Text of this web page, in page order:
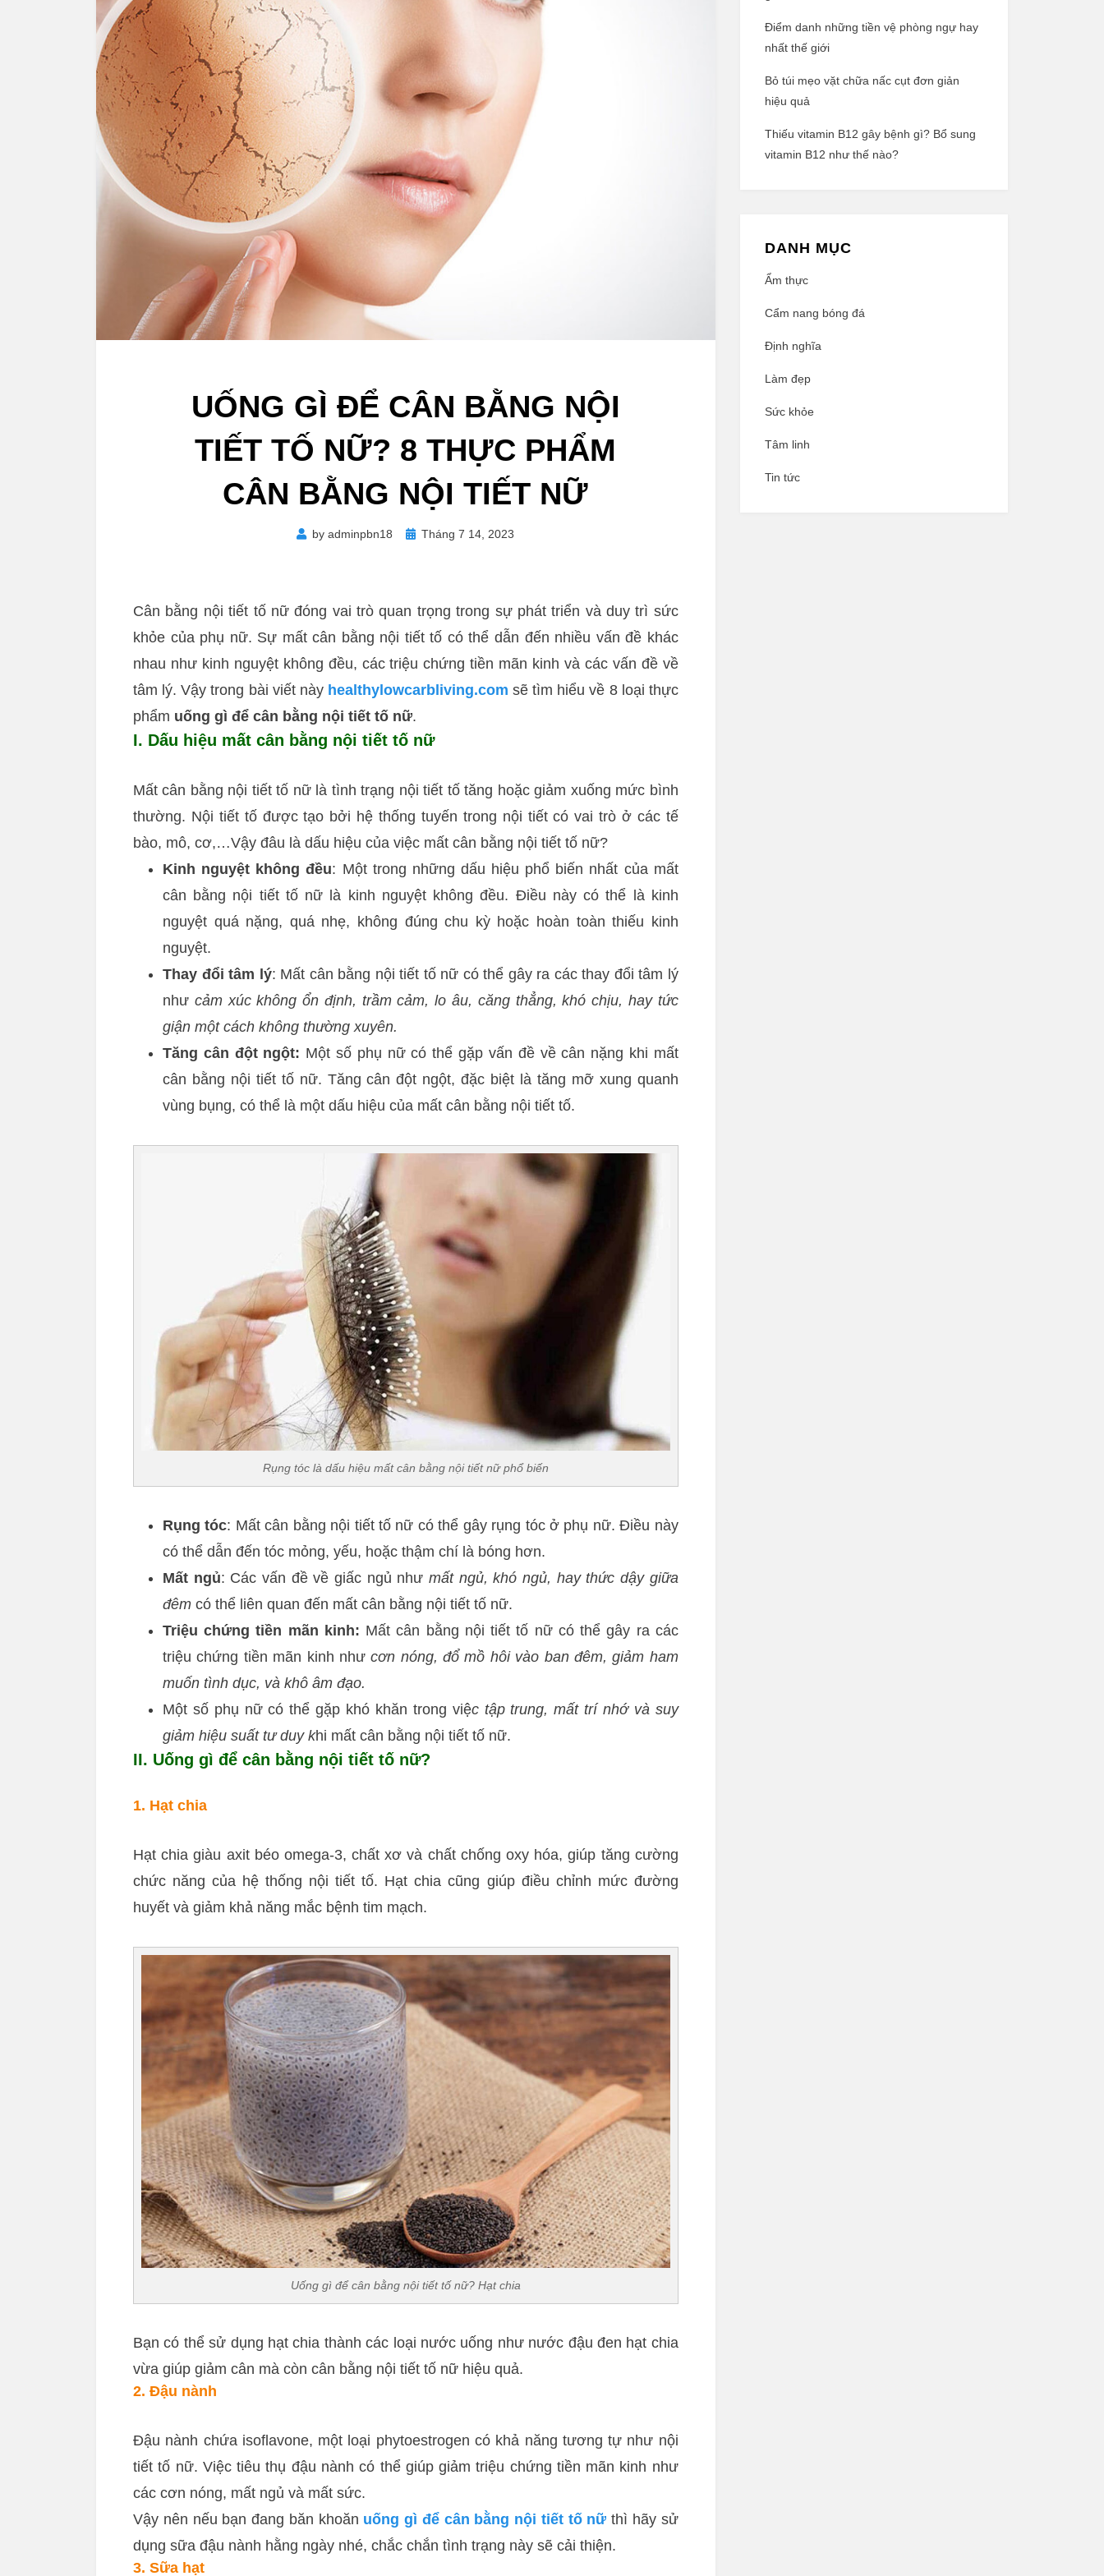
UỐNG GÌ ĐỂ CÂN BẰNG NỘI
TIẾT TỐ NỮ? 8 THỰC PHẨM
CÂN BẰNG NỘI TIẾT NỮ
byadminpbn18
Posted
Tháng 7 14, 2023
Cân bằng nội tiết tố nữ đóng vai trò quan trọng trong sự phát triển và duy trì sức
khỏe của phụ nữ. Sự mất cân bằng nội tiết tố có thể dẫn đến nhiều vấn đề khác
nhau như kinh nguyệt không đều, các triệu chứng tiền mãn kinh và các vấn đề về
tâm lý. Vậy trong bài viết này healthylowcarbliving.com sẽ tìm hiểu về 8 loại thực
phẩm uống gì để cân bằng nội tiết tố nữ.
I. Dấu hiệu mất cân bằng nội tiết tố nữ
Mất cân bằng nội tiết tố nữ là tình trạng nội tiết tố tăng hoặc giảm xuống mức bình
thường. Nội tiết tố được tạo bởi hệ thống tuyến trong nội tiết có vai trò ở các tế
bào, mô, cơ,…Vậy đâu là dấu hiệu của việc mất cân bằng nội tiết tố nữ?
Kinh nguyệt không đều: Một trong những dấu hiệu phổ biến nhất của mất
cân bằng nội tiết tố nữ là kinh nguyệt không đều. Điều này có thể là kinh
nguyệt quá nặng, quá nhẹ, không đúng chu kỳ hoặc hoàn toàn thiếu kinh
nguyệt.
Thay đổi tâm lý: Mất cân bằng nội tiết tố nữ có thể gây ra các thay đổi tâm lý
như cảm xúc không ổn định, trầm cảm, lo âu, căng thẳng, khó chịu, hay tức
giận một cách không thường xuyên.
Tăng cân đột ngột: Một số phụ nữ có thể gặp vấn đề về cân nặng khi mất
cân bằng nội tiết tố nữ. Tăng cân đột ngột, đặc biệt là tăng mỡ xung quanh
vùng bụng, có thể là một dấu hiệu của mất cân bằng nội tiết tố.
Rụng tóc là dấu hiệu mất cân bằng nội tiết nữ phổ biến
Rụng tóc: Mất cân bằng nội tiết tố nữ có thể gây rụng tóc ở phụ nữ. Điều này
có thể dẫn đến tóc mỏng, yếu, hoặc thậm chí là bóng hơn.
Mất ngủ: Các vấn đề về giấc ngủ nhưmất ngủ, khó ngủ, hay thức dậy giữa
đêm có thể liên quan đến mất cân bằng nội tiết tố nữ.
Triệu chứng tiền mãn kinh: Mất cân bằng nội tiết tố nữ có thể gây ra các
triệu chứng tiền mãn kinh nhưcơn nóng, đổ mồ hôi vào ban đêm, giảm ham
muốn tình dục, và khô âm đạo.
Một số phụ nữ có thể gặp khó khăn trong việc tập trung, mất trí nhớ và suy
giảm hiệu suất tư duy khi mất cân bằng nội tiết tố nữ.
II. Uống gì để cân bằng nội tiết tố nữ?
1. Hạt chia
Hạt chia giàu axit béo omega-3, chất xơ và chất chống oxy hóa, giúp tăng cường
chức năng của hệ thống nội tiết tố. Hạt chia cũng giúp điều chỉnh mức đường
huyết và giảm khả năng mắc bệnh tim mạch.
Uống gì để cân bằng nội tiết tố nữ? Hạt chia
Bạn có thể sử dụng hạt chia thành các loại nước uống như nước đậu đen hạt chia
vừa giúp giảm cân mà còn cân bằng nội tiết tố nữ hiệu quả.
2. Đậu nành
Đậu nành chứa isoflavone, một loại phytoestrogen có khả năng tương tự như nội
tiết tố nữ. Việc tiêu thụ đậu nành có thể giúp giảm triệu chứng tiền mãn kinh như
các cơn nóng, mất ngủ và mất sức.
Vậy nên nếu bạn đang băn khoăn uống gì để cân bằng nội tiết tố nữ thì hãy sử
dụng sữa đậu nành hằng ngày nhé, chắc chắn tình trạng này sẽ cải thiện.
3. Sữa hạt
Điểm danh những tiền vệ phòng ngự hay
nhất thế giới
Bỏ túi mẹo vặt chữa nấc cụt đơn giản
hiệu quả
Thiếu vitamin B12 gây bệnh gì? Bổ sung
vitamin B12 như thế nào?
DANH MỤC
Ẩm thực
Cẩm nang bóng đá
Định nghĩa
Làm đẹp
Sức khỏe
Tâm linh
Tin tức